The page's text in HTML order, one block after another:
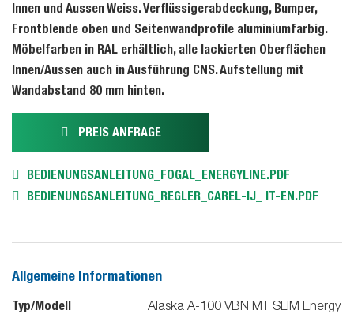
Innen und Aussen Weiss. Verflüssigerabdeckung, Bumper,
Frontblende oben und Seitenwandprofile aluminiumfarbig.
Möbelfarben in RAL erhältlich, alle lackierten Oberflächen
Innen/Aussen auch in Ausführung CNS. Aufstellung mit
Wandabstand 80 mm hinten.
PREIS ANFRAGE
BEDIENUNGSANLEITUNG_FOGAL_ENERGYLINE.PDF
BEDIENUNGSANLEITUNG_REGLER_CAREL-IJ_ IT-EN.PDF
Allgemeine Informationen
Typ/Modell
Alaska A-100 VBN MT SLIM Energy